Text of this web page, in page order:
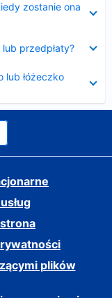
zostanie ona
przedpłaty?
lub łóżeczko
plików